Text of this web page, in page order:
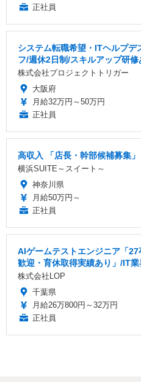
正社員
システム転職希望・ITヘルプデ
フ/週休2日制/スキルアップ研修
株式会社プロジェクトトリガー
大阪府
月給32万円～50万円
正社員
高収入 「店長・幹部候補募集
横浜SUITE～スイート～
神奈川県
月給50万円～
正社員
AIゲームテストエンジニア「
歓迎・育休取得実績あり」/IT
株式会社LOP
千葉県
月給26万800円～32万円
正社員